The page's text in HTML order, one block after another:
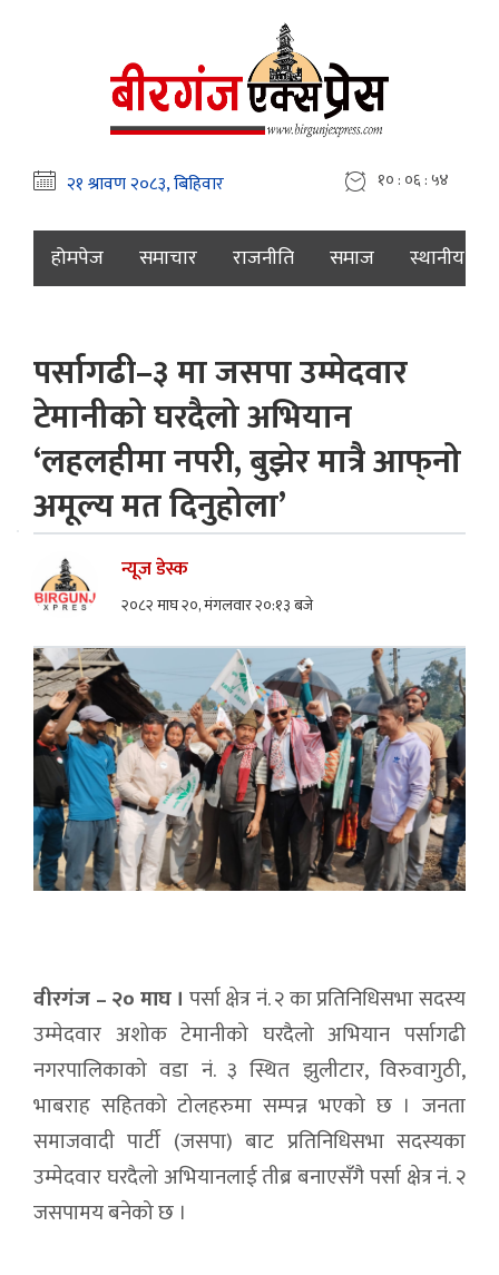
१० : ०६ : ५५
होमपेज समाचार राजनीति समाज स्थानीय
पर्सागढी–३ मा जसपा उम्मेदवार
टेमानीको घरदैलो अभियान
‘लहलहीमा नपरी, बुझेर मात्रै आफ्‌नो
अमूल्य मत दिनुहोला’
न्यूज डेस्क
२०८२ माघ २०, मंगलवार २०:१३ बजे
वीरगंज – २० माघ । पर्सा क्षेत्र नं. २ का प्रतिनिधिसभा सदस्य
उम्मेदवार अशोक टेमानीको घरदैलो अभियान पर्सागढी
नगरपालिकाको वडा नं. ३ स्थित झुलीटार, विरुवागुठी,
भाबराह सहितको टोलहरुमा सम्पन्न भएको छ । जनता
समाजवादी पार्टी (जसपा) बाट प्रतिनिधिसभा सदस्यका
उम्मेदवार घरदैलो अभियानलाई तीब्र बनाएसँगै पर्सा क्षेत्र नं. २
जसपामय बनेको छ ।